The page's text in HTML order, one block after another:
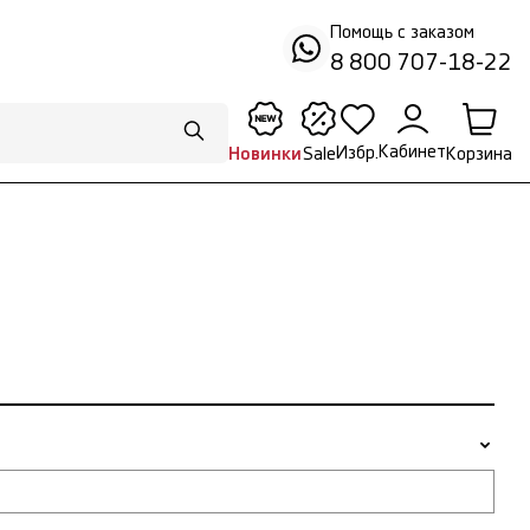
Помощь с заказом
8 800 707-18-22
НовинкиSale Избр. Кабинет Корзина